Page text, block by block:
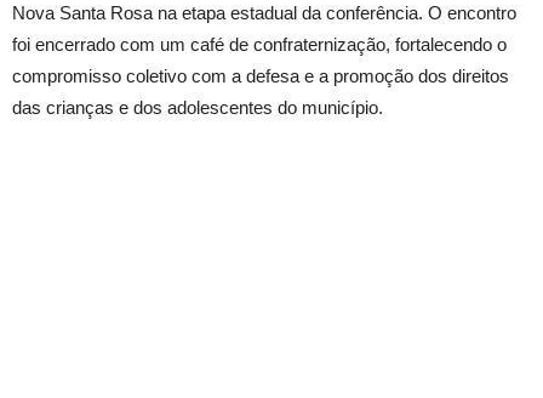
Nova Santa Rosa na etapa estadual da conferência. O encontro
foi encerrado com um café de confraternização, fortalecendo o
compromisso coletivo com a defesa e a promoção dos direitos
das crianças e dos adolescentes do município.